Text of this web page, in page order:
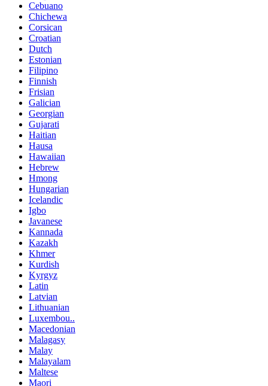
Cebuano
Chichewa
Corsican
Croatian
Dutch
Estonian
Filipino
Finnish
Frisian
Galician
Georgian
Gujarati
Haitian
Hausa
Hawaiian
Hebrew
Hmong
Hungarian
Icelandic
Igbo
Javanese
Kannada
Kazakh
Khmer
Kurdish
Kyrgyz
Latin
Latvian
Lithuanian
Luxembou..
Macedonian
Malagasy
Malay
Malayalam
Maltese
Maori